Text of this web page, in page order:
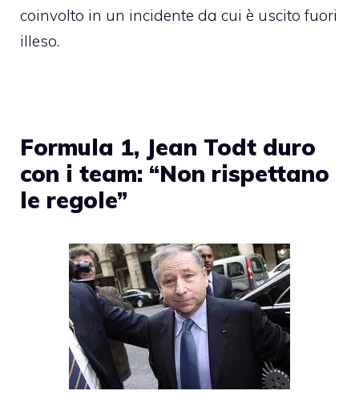
coinvolto in un incidente da cui è uscito fuori
illeso.
Formula 1, Jean Todt duro
con i team: “Non rispettano
le regole”